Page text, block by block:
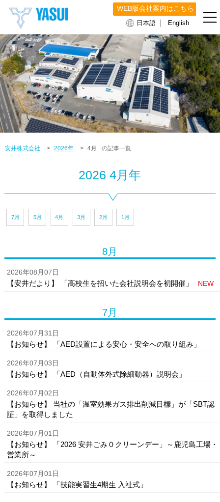
日本語 ｜ English
WEB版会社案内はこちら
安井株式会社 > 2026年 > 4月 の記事一覧
2026 4月年
7月 5月 4月 3月 2月 1月
8月
2026年08月07日
【安井だより】 「高校生を招いた会社説明会を初開催」 NEW
7月
2026年07月31日
【お知らせ】 「AED設置による安心・安全への取り組み」
2026年07月03日
【お知らせ】 「AED（自動体外式除細動器）説明会」
2026年07月02日
【お知らせ】 当社の「温室効果ガス排出削減目標」が「SBT認
証」を取得しました
2026年07月01日
【お知らせ】 「2026 安井ごみ０クリーンデー」～鹿児島工場・
営業所～
2026年07月01日
【お知らせ】 「技能実習生4期生 入社式」